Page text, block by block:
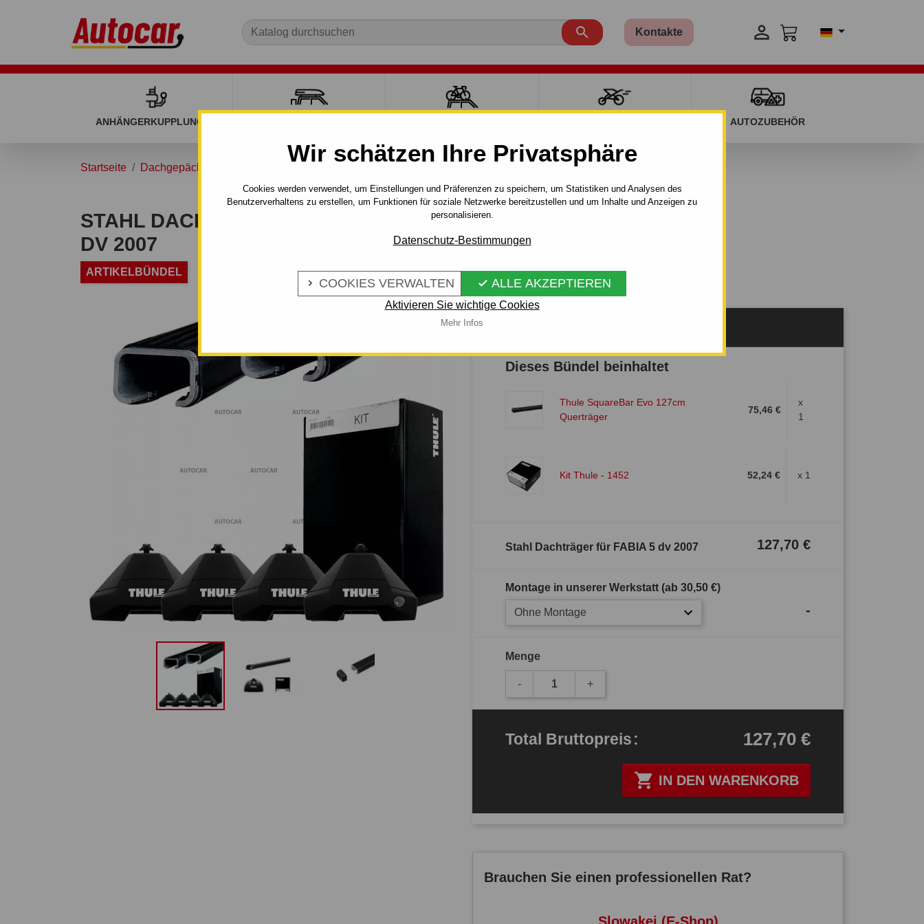
Wir schätzen Ihre Privatsphäre
Cookies werden verwendet, um Einstellungen und Präferenzen zu speichern, um Statistiken und Analysen des
Benutzerverhaltens zu erstellen, um Funktionen für soziale Netzwerke bereitzustellen und um Inhalte und Anzeigen zu
personalisieren.
Datenschutz-Bestimmungen
 COOKIES VERWALTEN  ALLE AKZEPTIEREN
Aktivieren Sie wichtige Cookies
Mehr Infos
 Kontakte 
ANHÄNGERKUPPLUNGEN AUTOZUBEHÖR
Startseite Dachgepäckträger Stahl Dachträger für FABIA 5 dv 2007
STAHL DACHTRÄGER FÜR FABIA 5
DV 2007
ARTIKELBÜNDEL
Artikel-Nr.:
Eines der besten Racks auf dem Dach.
Dieses Bündel beinhaltet
Thule SquareBar Evo 127cm
Querträger
75,46 €
x
1
Kit Thule - 1452 52,24 € x 1
Stahl Dachträger für FABIA 5 dv 2007 127,70 €
Montage in unserer Werkstatt (ab 30,50 €)
Ohne Montage -
Menge
- +
 IN DEN WARENKORB
Total Bruttopreis: 127,70 €
Brauchen Sie einen professionellen Rat?